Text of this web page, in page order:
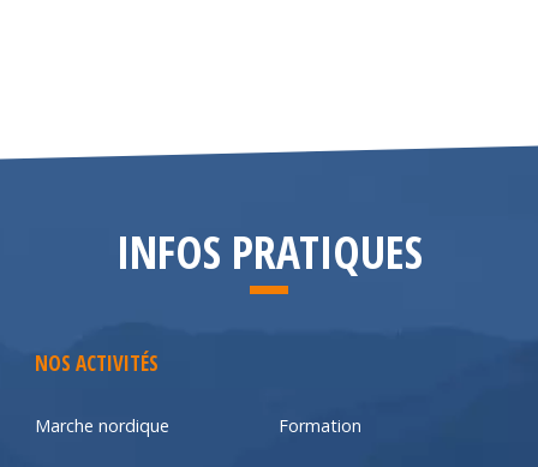
INFOS PRATIQUES
NOS ACTIVITÉS
Marche nordique Formation